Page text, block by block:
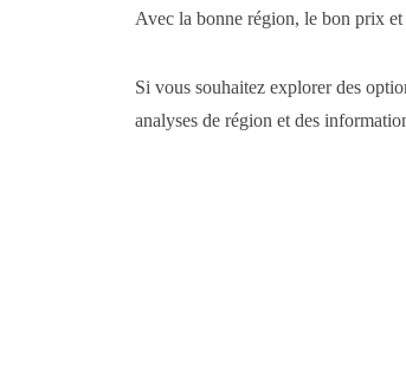
Avec la bonne région, le bon prix
Si vous souhaitez explorer des
analyses de région et des